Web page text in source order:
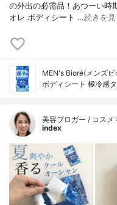
の外出の必需品！あつーい時
オレ ボディシート …続きを見
MEN's Bioré(メンズビ
ボディシート 極冷感
美容ブロガー / コスメ
index